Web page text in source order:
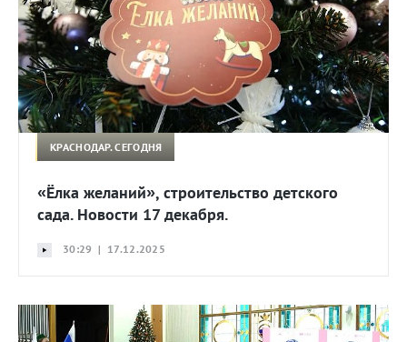
КРАСНОДАР. СЕГОДНЯ
«Ёлка желаний», строительство детского
сада. Новости 17 декабря.
30:29 | 17.12.2025